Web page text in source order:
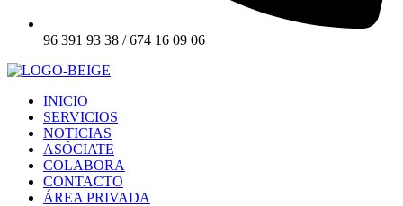
96 391 93 38 / 674 16 09 06
INICIO
SERVICIOS
NOTICIAS
ASÓCIATE
COLABORA
CONTACTO
ÁREA PRIVADA